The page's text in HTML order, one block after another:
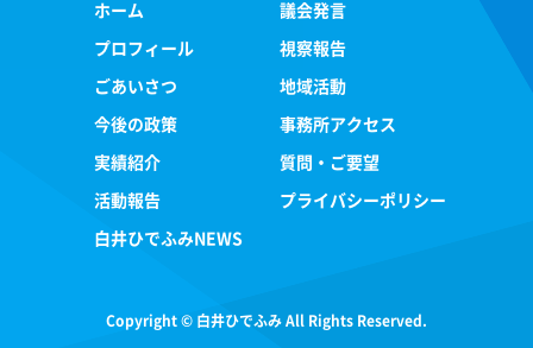
ホーム
プロフィール
ごあいさつ
今後の政策
実績紹介
活動報告
白井ひでふみNEWS
議会発言
視察報告
地域活動
事務所アクセス
質問・ご要望
プライバシーポリシー
Copyright © 白井ひでふみ All Rights Reserved.